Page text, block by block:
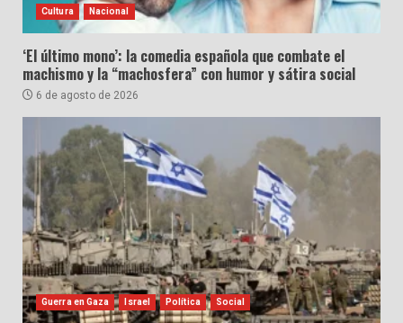
Cultura Nacional
‘El último mono’: la comedia española que combate el
machismo y la “machosfera” con humor y sátira social
6 de agosto de 2026
Guerra en Gaza Israel Política Social